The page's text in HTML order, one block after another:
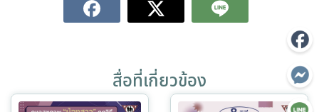
สื่อที่เกี่ยวข้อง